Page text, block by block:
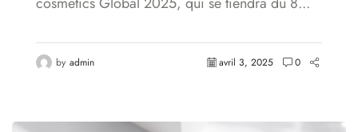
by admin avril 3, 2025 0